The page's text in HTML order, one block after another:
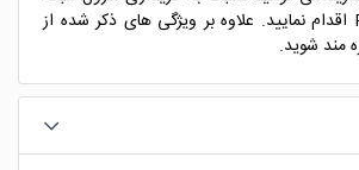
سیسکو PVDM2-64 اقدام نمایید. علاوه بر ویژگی های ذکر شده از